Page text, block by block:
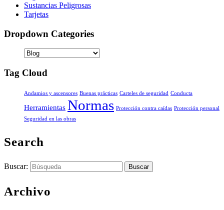
Sustancias Peligrosas
Tarjetas
Dropdown Categories
Tag Cloud
Andamios y ascensores Buenas prácticas Carteles de seguridad Conducta
Herramientas Normas Protección contra caídas Protección personal
Seguridad en las obras
Search
Buscar:
Archivo